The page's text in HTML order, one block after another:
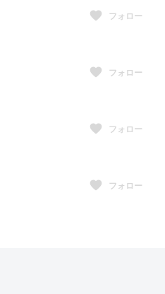
フォロー
フォロー
フォロー
フォロー